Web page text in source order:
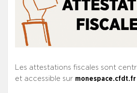
Les attestations fiscales sont
et accessible sur monespace.cfdt.fr